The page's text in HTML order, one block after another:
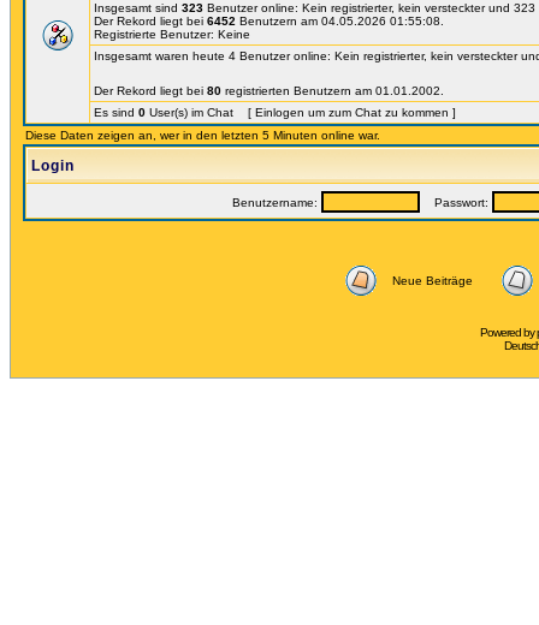
Insgesamt sind 323 Benutzer online: Kein registrierter, kein versteckter und
Der Rekord liegt bei 6452 Benutzern am 04.05.2026 01:55:08.
Registrierte Benutzer: Keine
Insgesamt waren heute 4 Benutzer online: Kein registrierter, kein versteckter
Der Rekord liegt bei 80 registrierten Benutzern am 01.01.2002.
Es sind 0 User(s) im Chat [ Einlogen um zum Chat zu kommen ]
Diese Daten zeigen an, wer in den letzten 5 Minuten online war.
Login
Benutzername: Passwort:
Neue Beiträge
Powered by